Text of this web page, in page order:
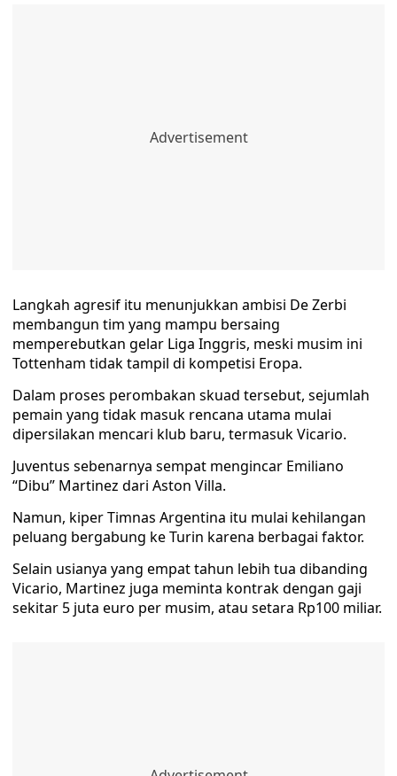
Langkah agresif itu menunjukkan ambisi De Zerbi
membangun tim yang mampu bersaing
memperebutkan gelar Liga Inggris, meski musim ini
Tottenham tidak tampil di kompetisi Eropa.
Dalam proses perombakan skuad tersebut, sejumlah
pemain yang tidak masuk rencana utama mulai
dipersilakan mencari klub baru, termasuk Vicario.
Juventus sebenarnya sempat mengincar Emiliano
“Dibu” Martinez dari Aston Villa.
Namun, kiper Timnas Argentina itu mulai kehilangan
peluang bergabung ke Turin karena berbagai faktor.
Selain usianya yang empat tahun lebih tua dibanding
Vicario, Martinez juga meminta kontrak dengan gaji
sekitar 5 juta euro per musim, atau setara Rp100 miliar.